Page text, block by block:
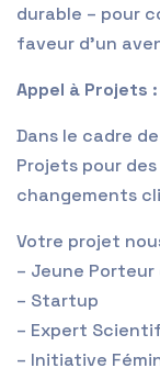
durable – pour
faveur d’un
Appel à Projets :
Dans le cadre
Projets pour
changements
Votre projet
– Jeune
– Startup
– Expert
– Initiative